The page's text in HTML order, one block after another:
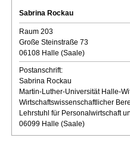
Sabrina Rockau
Raum 203
Große Steinstraße 73
06108 Halle (Saale)
Postanschrift:
Sabrina Rockau
Martin-Luther-Universität Halle-
Wirtschaftswissenschaftlicher
Lehrstuhl für Personalwirtschaft
06099 Halle (Saale)